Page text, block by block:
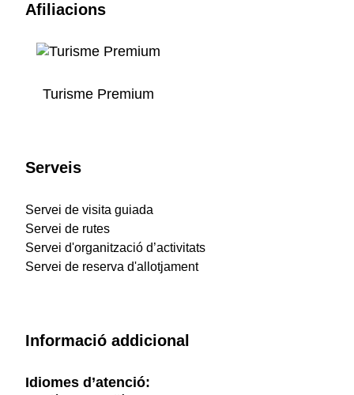
Afiliacions
Turisme Premium
Serveis
Servei de visita guiada
Servei de rutes
Servei d'organització d’activitats
Servei de reserva d'allotjament
Informació addicional
Idiomes d’atenció: